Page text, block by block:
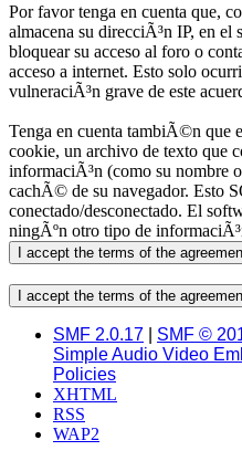
Por favor tenga en cuenta que,
almacena su direcciÃ³n IP, en el
bloquear su acceso al foro o
acceso a internet. Esto solo
vulneraciÃ³n grave de este
Tenga en cuenta tambiÃ©n que
cookie, un archivo de texto que
informaciÃ³n (como su nombre
cachÃ© de su navegador. Esto
conectado/desconectado. El
ningÃºn otro tipo de
SMF 2.0.17 SMF ©
Simple Audio Video
Policies
XHTML
RSS
WAP2